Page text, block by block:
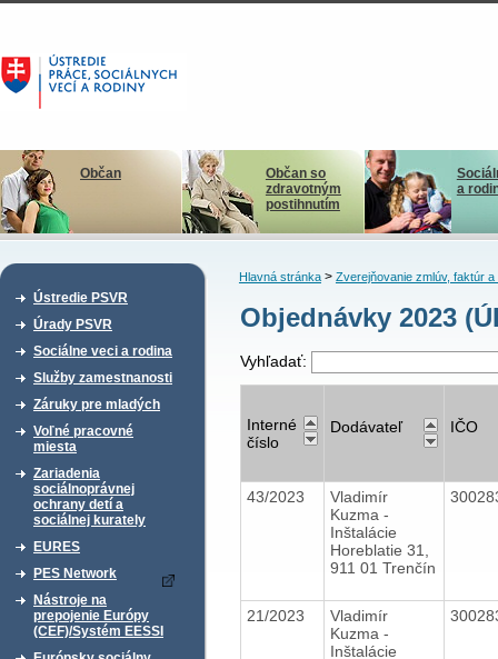
Občan
Občan so
zdravotným
postihnutím
a
Ústredie PSVR
Úrady PSVR
Sociálne veci a rodina
Služby zamestnanosti
Záruky pre mladých
Voľné pracovné
miesta
Zariadenia
sociálnoprávnej
ochrany detí a
sociálnej kurately
EURES
PES Network
Nástroje na
prepojenie Európy
(CEF)/Systém EESSI
Hlavná stránka> Zverejňovanie zmlúv, faktúr a
Objednávky 2023
Vyhľadať:
Interné
číslo
Dodávateľ IČO
43/2023
Vladimír
Kuzma -
Inštalácie
Horeblatie 31,
911 01 Trenčín
21/2023
Vladimír
Kuzma -
Inštalácie